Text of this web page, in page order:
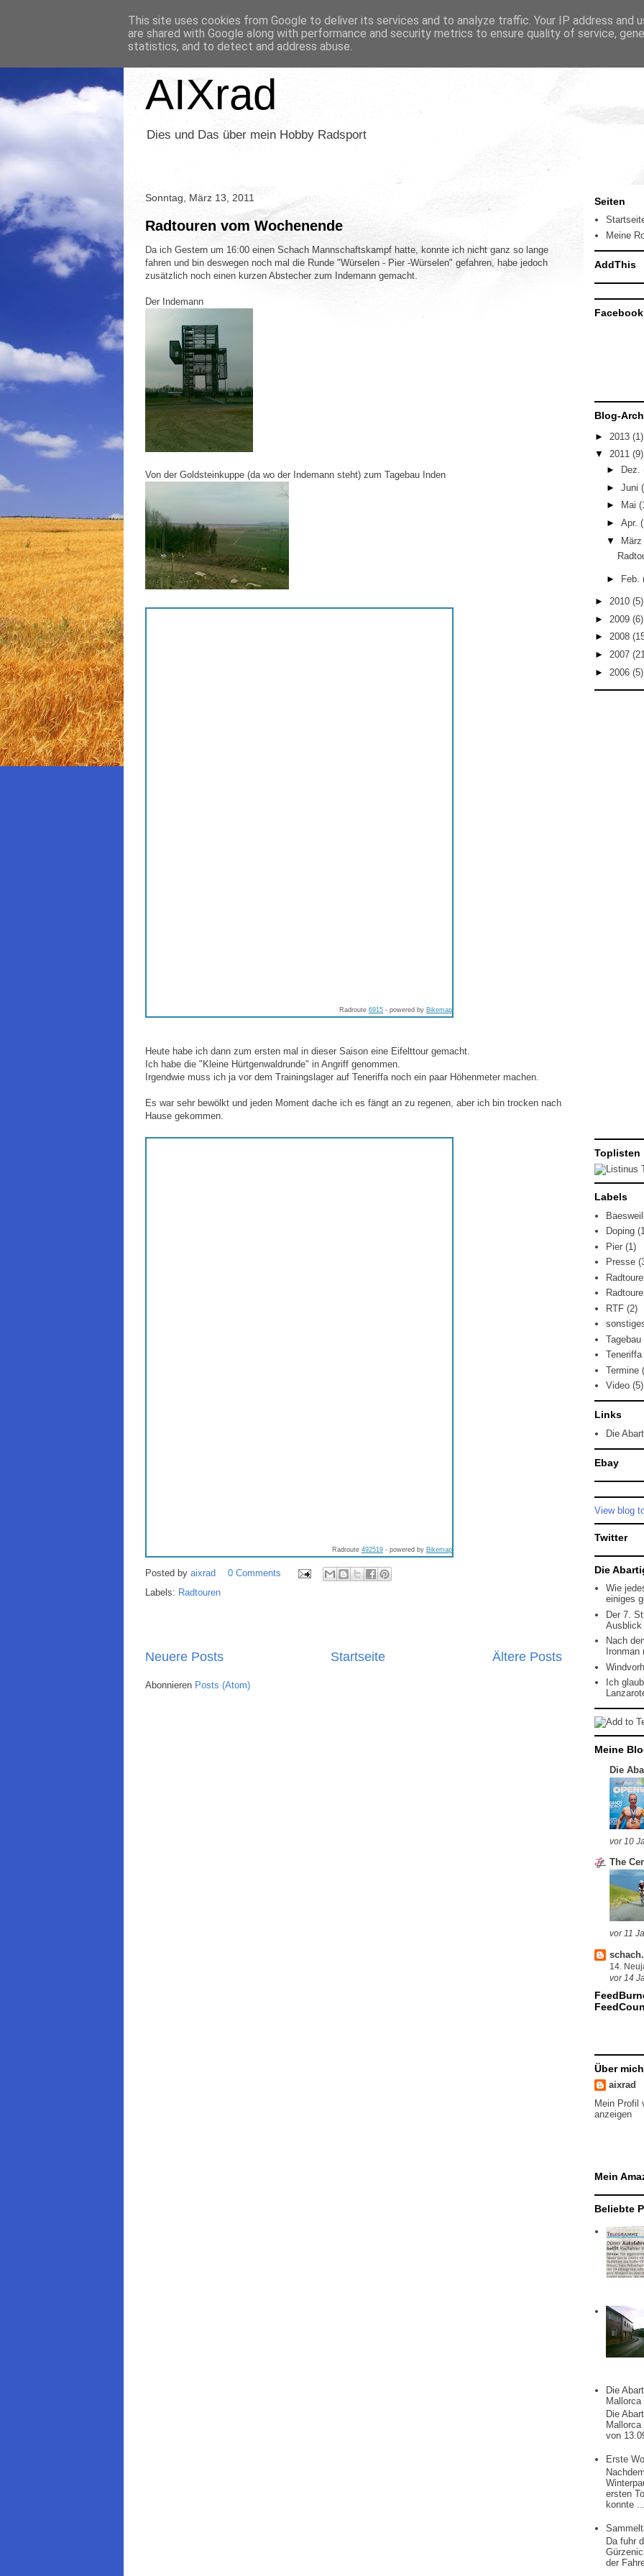
AIXrad
Dies und Das über mein Hobby Radsport
Sonntag, März 13, 2011
Radtouren vom Wochenende
Da ich Gestern um 16:00 einen Schach Mannschaftskampf hatte, konnte ich nicht ganz so lange
fahren und bin deswegen noch mal die Runde "Würselen - Pier -Würselen" gefahren, habe jedoch
zusätzlich noch einen kurzen Abstecher zum Indemann gemacht.
Der Indemann
Von der Goldsteinkuppe (da wo der Indemann steht) zum Tagebau Inden
Radroute 6915 - powered by Bikemap
Heute habe ich dann zum ersten mal in dieser Saison eine Eifelttour gemacht.
Ich habe die "Kleine Hürtgenwaldrunde" in Angriff genommen.
Irgendwie muss ich ja vor dem Trainingslager auf Teneriffa noch ein paar Höhenmeter machen.
Es war sehr bewölkt und jeden Moment dache ich es fängt an zu regenen, aber ich bin trocken nach
Hause gekommen.
Radroute 492519 - powered by Bikemap
Posted by aixrad
0 Comments
Labels: Radtouren
Neuere Posts Ältere Posts
Startseite
Abonnieren Posts (Atom)
Seiten
Meine
AddThis
Facebook
Blog-
► 2013 (1)
▼ 2011 (9)
►
Dez.
► Juni
►
Mai
► Apr.
▼
März
► Feb.
► 2010 (5)
► 2009 (6)
► 2008
► 2007
► 2006 (5)
Toplisten
Labels
Doping
Pier (1)
Presse
RTF (2)
Tagebau
Teneriffa
Termine
Video (5)
Links
Die
Ebay
View blog
Twitter
Die
Wie
einiges
Der 7.
Ausblick
Nach
Ich
Meine
Die
vor 10
The
vor 11
14.
vor 14
Über mich
aixrad
Mein Profil
anzeigen
Mein
Beliebte
Die
Mallorca
Die
von
Erste
ersten
konnte
Da fuhr
der
This site uses cookies from Google to deliver its services and to analyze traffic. Your IP address and
are shared with Google along with performance and security metrics to ensure quality of service,
statistics, and to detect and address abuse.